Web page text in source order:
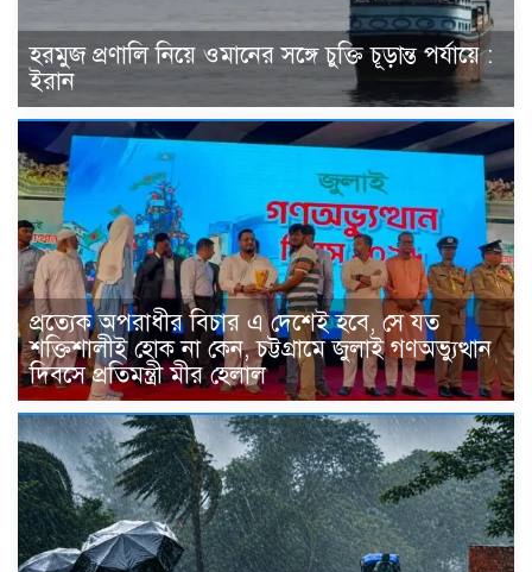
হরমুজ প্রণালি নিয়ে ওমানের সঙ্গে চুক্তি চূড়ান্ত পর্যায়ে :
ইরান
প্রত্যেক অপরাধীর বিচার এ দেশেই হবে, সে যত
শক্তিশালীই হোক না কেন, চট্টগ্রামে জুলাই গণঅভ্যুত্থান
দিবসে প্রতিমন্ত্রী মীর হেলাল